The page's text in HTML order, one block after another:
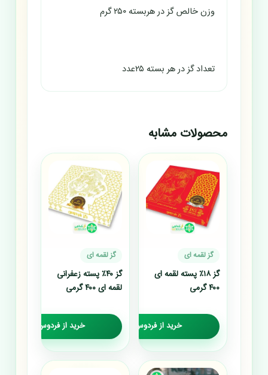
وزن خالص گز در هربسته ۲۵۰ گرم
تعداد گز در هر بسته ۲۵عدد
محصولات مشابه
گز لقمه ای
گز ۱۸٪ پسته لقمه ای
۴۰۰ گرمی
خرید از فردوس گز
گز لقمه ای
گز ۴۰٪ پسته زعفرانی
لقمه ای ۴۰۰ گرمی
خرید از فردوس گز